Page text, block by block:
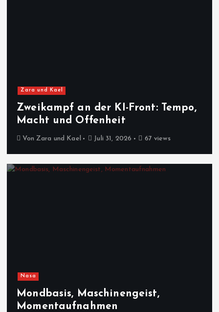
Zara und Kael
Zweikampf an der KI-Front: Tempo,
Macht und Offenheit
Von Zara und Kael Juli 31, 2026 67 views
Nasa
Mondbasis, Maschinengeist,
Momentaufnahmen